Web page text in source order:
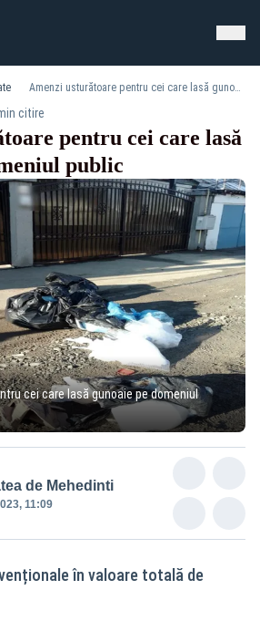
Amenzi usturătoare pentru cei care lasă gunoaie pe domeniul public
citire
pentru cei care lasă
public
cei care lasă gunoaie pe domeniul
de Mehedinti
11:09
în valoare totală de